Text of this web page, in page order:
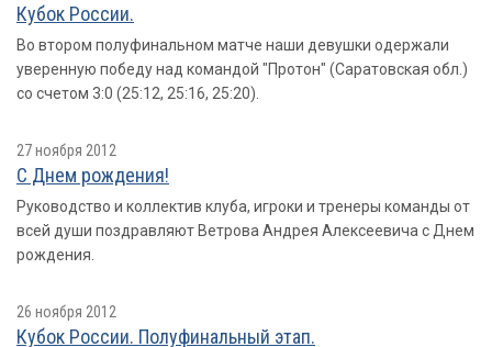
Кубок России.
Во втором полуфинальном матче наши девушки одержали
уверенную победу над командой "Протон" (Саратовская обл.)
со счетом 3:0 (25:12, 25:16, 25:20).
27 ноября 2012
С Днем рождения!
Руководство и коллектив клуба, игроки и тренеры команды от
всей души поздравляют Ветрова Андрея Алексеевича с Днем
рождения.
26 ноября 2012
Кубок России. Полуфинальный этап.